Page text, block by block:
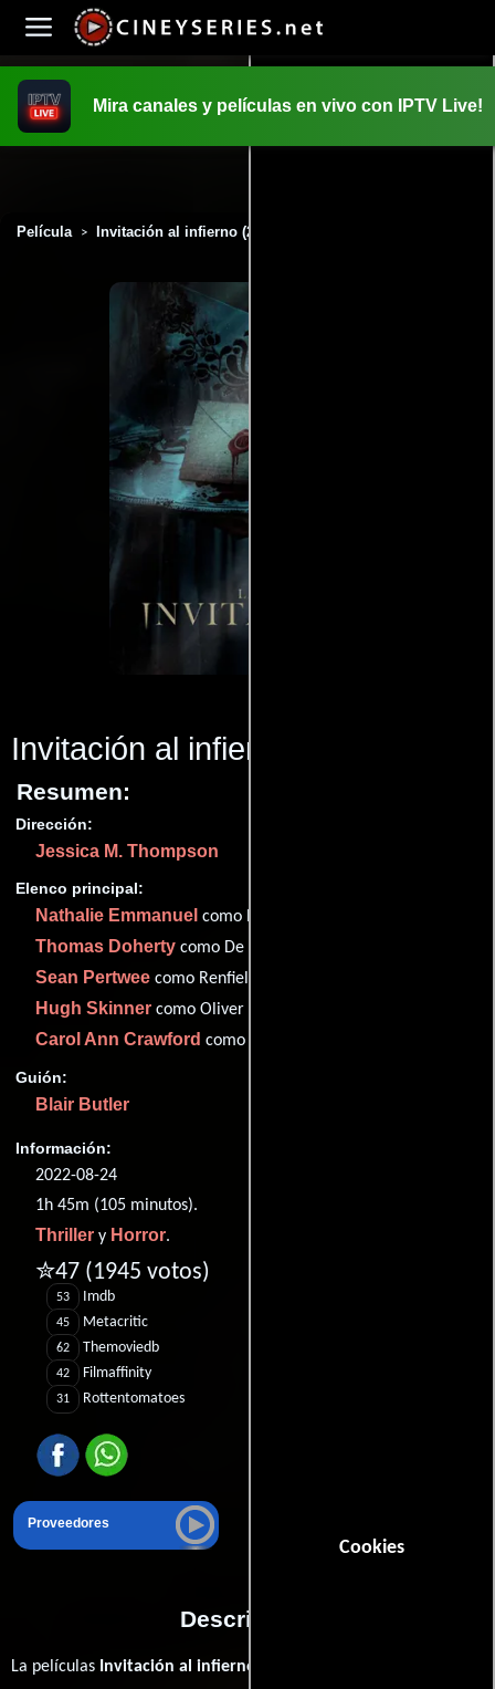
Cookies
Mira canales y películas en vivo con IPTV Live!
Película > Invitación al infierno (2022)
Invitación al infierno
Resumen:
Dirección:
Jessica M. Thompson
Elenco principal:
Nathalie Emmanuel como Evie
Thomas Doherty como De Ville
Sean Pertwee como Renfield
Hugh Skinner como Oliver
Carol Ann Crawford como Mrs Swift
Guión:
Blair Butler
Información:
2022-08-24
1h 45m (105 minutos).
Thriller y Horror.
✮47 (1945 votos)
53 Imdb
45 Metacritic
62 Themoviedb
42 Filmaffinity
31 Rottentomatoes
Proveedores
Descripción
La películas Invitación al infierno